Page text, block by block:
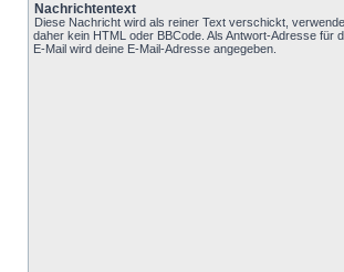
Nachrichtentext
Diese Nachricht wird als reiner Text verschickt, verwende
daher kein HTML oder BBCode. Als Antwort-Adresse für
E-Mail wird deine E-Mail-Adresse angegeben.